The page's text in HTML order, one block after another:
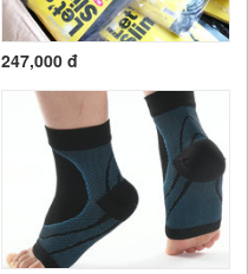
247,000 đ